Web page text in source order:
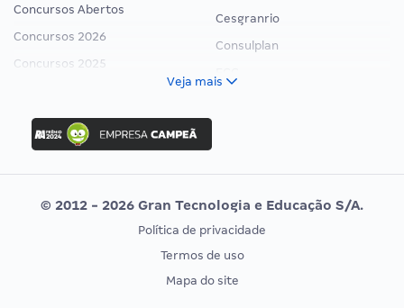
Concursos Abertos
Concursos 2026
Concursos 2025
Concurso Ibama
Concurso MPU
Editais publicados
Cesgranrio
Consulplan
Vunesp
CONCURSOS POR PROFISSÃO
EXAME DE ORDEM
Veja mais
© 2012 - 2026 Gran Tecnologia e Educação S/A.
Política de privacidade
Termos de uso
Mapa do site